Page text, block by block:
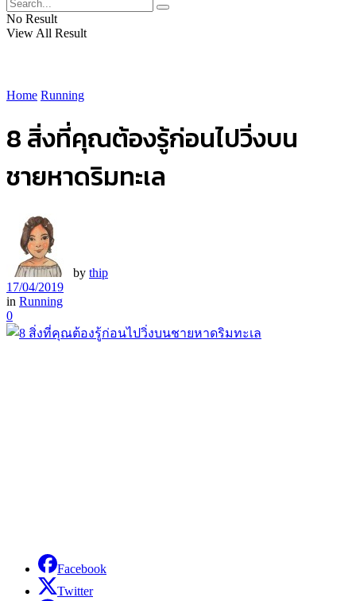
No Result
View All Result
Home Running
8 สิ่งที่คุณต้องรู้ก่อนไปวิ่งบน
ชายหาดริมทะเล
by thip
17/04/2019
in Running
0
Facebook
Twitter